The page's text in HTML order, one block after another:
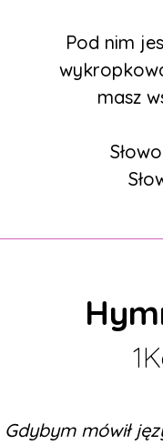
Pod nim
masz
Gdybym mówił